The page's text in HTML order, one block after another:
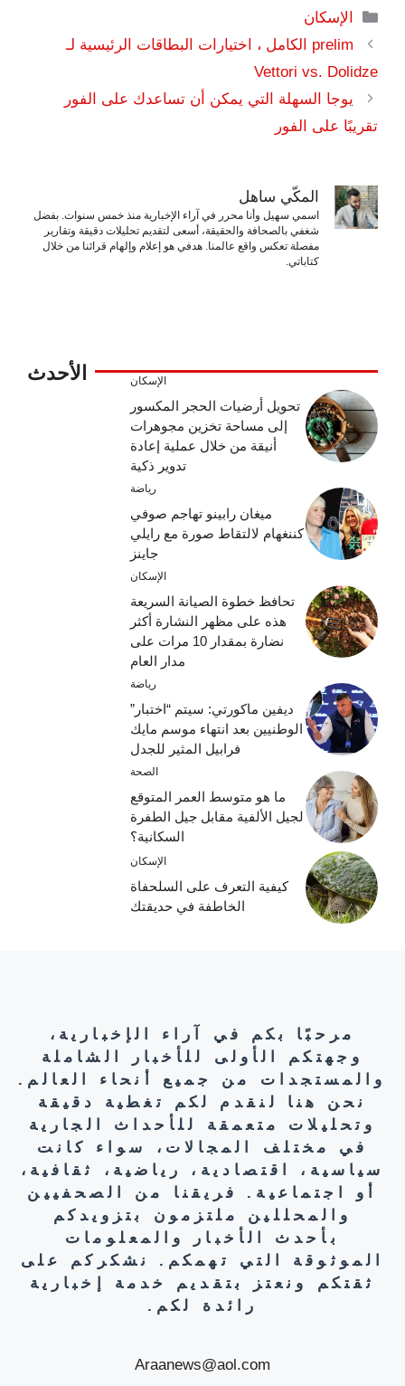
التصنيفات
الإسكان
prelim الكامل ، اختيارات البطاقات الرئيسية لـ
Vettori vs. Dolidze
يوجا السهلة التي يمكن أن تساعدك على الفور
تقريبًا على الفور
المكّي ساهل
اسمي سهيل وأنا محرر في آراء الإخبارية منذ خمس سنوات. بفضل
شغفي بالصحافة والحقيقة، أسعى لتقديم تحليلات دقيقة وتقارير
مفصلة تعكس واقع عالمنا. هدفي هو إعلام وإلهام قرائنا من خلال
كتاباتي.
الأحدث الإسكان
تحويل أرضيات الحجر المكسور
إلى مساحة تخزين مجوهرات
أنيقة من خلال عملية إعادة
تدوير ذكية
رياضة
ميغان رابينو تهاجم صوفي
كننغهام لالتقاط صورة مع رايلي
جاينز
الإسكان
تحافظ خطوة الصيانة السريعة
هذه على مظهر النشارة أكثر
نضارة بمقدار 10 مرات على
مدار العام
رياضة
ديفين ماكورتي: سيتم “اختبار”
الوطنيين بعد انتهاء موسم مايك
فرابيل المثير للجدل
الصحة
ما هو متوسط ​​العمر المتوقع
لجيل الألفية مقابل جيل الطفرة
السكانية؟
الإسكان
كيفية التعرف على السلحفاة
الخاطفة في حديقتك
مرحبًا بكم في آراء الإخبارية،
وجهتكم الأولى للأخبار الشاملة
والمستجدات من جميع أنحاء العالم.
نحن هنا لنقدم لكم تغطية دقيقة
وتحليلات متعمقة للأحداث الجارية
في مختلف المجالات، سواء كانت
سياسية، اقتصادية، رياضية، ثقافية،
أو اجتماعية. فريقنا من الصحفيين
والمحللين ملتزمون بتزويدكم
بأحدث الأخبار والمعلومات
الموثوقة التي تهمكم. نشكركم على
ثقتكم ونعتز بتقديم خدمة إخبارية
رائدة لكم.
Araanews@aol.com